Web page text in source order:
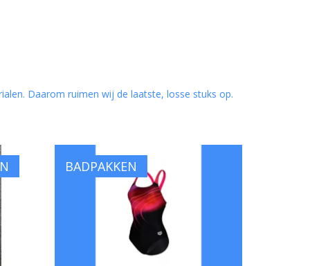
Daarom ruimen wij de laatste, losse stuks op.
BADPAKKEN